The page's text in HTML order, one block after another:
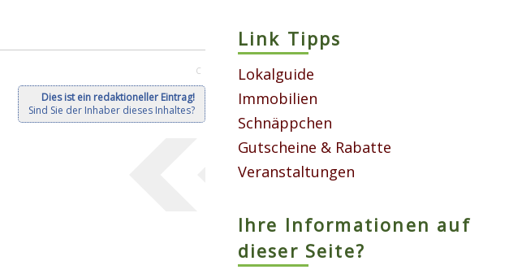
C
Dies ist ein redaktioneller Eintrag!
Sind Sie der Inhaber dieses Inhaltes?
Link Tipps
Lokalguide
Immobilien
Schnäppchen
Gutscheine & Rabatte
Veranstaltungen
Ihre Informationen auf
dieser Seite?